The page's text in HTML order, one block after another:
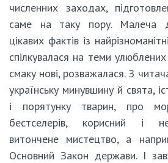
численних заходах,
саме на таку пору. Малеча
цікавих фактів із
спілкувалася на теми
смаку нові, розважалася. З
українську минувшину й свята,
і порятунку тварин, про
бестселерів, корисний і
витончене мистецтво, а
Основний Закон держави. І